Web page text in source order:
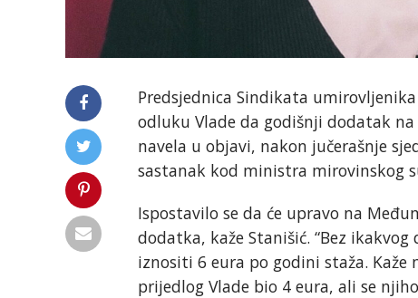
Predsjednica Sindikata umirovljenika
odluku Vlade da godišnji dodatak
navela u objavi, nakon jučerašnje
sastanak kod ministra mirovinskog
Ispostavilo se da će upravo na
dodatka, kaže Stanišić. “Bez
iznositi 6 eura po godini staža.
prijedlog Vlade bio 4 eura, ali se